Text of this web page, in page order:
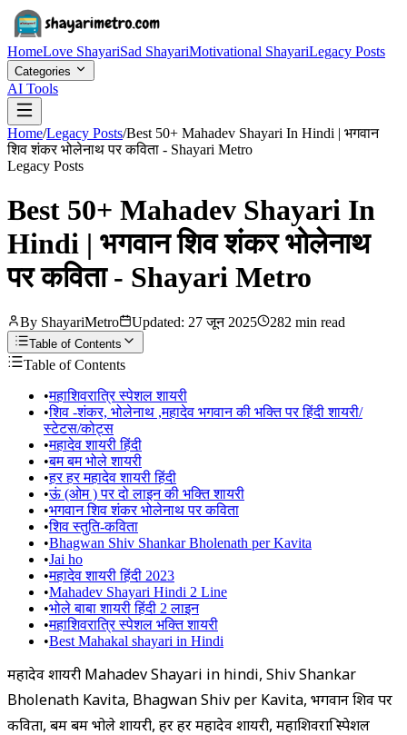
HomeLove ShayariSad ShayariMotivational ShayariLegacy Posts
Categories
AI Tools
Home/Legacy Posts/Best 50+ Mahadev Shayari In Hindi | भगवान
शिव शंकर भोलेनाथ पर कविता - Shayari Metro
Legacy Posts
Best 50+ Mahadev Shayari In
Hindi | भगवान शिव शंकर भोलेनाथ
पर कविता - Shayari Metro
By ShayariMetro Updated: 27 जून 2025 282 min read
Table of Contents
Table of Contents
•महाशिवरात्रि स्पेशल शायरी
•शिव -शंकर, भोलेनाथ ,महादेव भगवान की भक्ति पर हिंदी शायरी/
स्टेटस/कोट्स
•महादेव शायरी हिंदी
•बम बम भोले शायरी
•हर हर महादेव शायरी हिंदी
•ऊं (ओम ) पर दो लाइन की भक्ति शायरी
•भगवान शिव शंकर भोलेनाथ पर कविता
•शिव स्तुति-कविता
•Bhagwan Shiv Shankar Bholenath per Kavita
•Jai ho
•महादेव शायरी हिंदी 2023
•Mahadev Shayari Hindi 2 Line
•भोले बाबा शायरी हिंदी 2 लाइन
•महाशिवरात्रि स्पेशल भक्ति शायरी
•Best Mahakal shayari in Hindi
महादेव शायरी Mahadev Shayari in hindi, Shiv Shankar
Bholenath Kavita, Bhagwan Shiv per Kavita, भगवान शिव पर
कविता, बम बम भोले शायरी, हर हर महादेव शायरी, महाशिवरात्रि स्पेशल